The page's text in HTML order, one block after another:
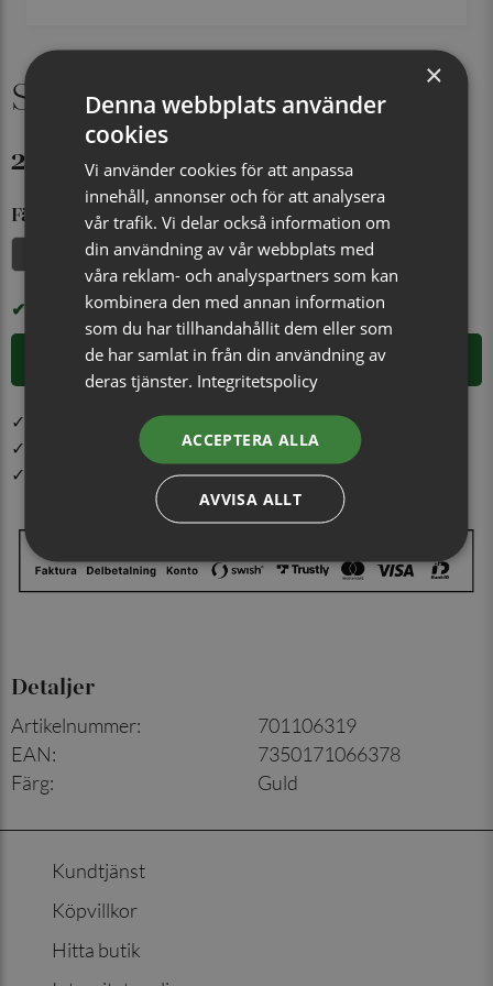
Slipsnål Lund guld
299 kr
Färg
I LAGER
LÄGG I VARUKORGEN
✓ Öppet köp i 30 dagar ✓ Fri frakt från 499 kr
✓ Din beställning skickas inom 1-2 vardagar
✓ Snabb leverans från vårt lager i Jönköping
Detaljer
Artikelnummer:
701106319
EAN:
7350171066378
Färg: Guld
Kundtjänst
Köpvillkor
Hitta butik
×
Denna webbplats använder
cookies
Vi använder cookies för att anpassa
innehåll, annonser och för att analysera
vår trafik. Vi delar också information om
din användning av vår webbplats med
våra reklam- och analyspartners som kan
kombinera den med annan information
som du har tillhandahållit dem eller som
de har samlat in från din användning av
deras tjänster. Integritetspolicy
ACCEPTERA ALLA
AVVISA ALLT